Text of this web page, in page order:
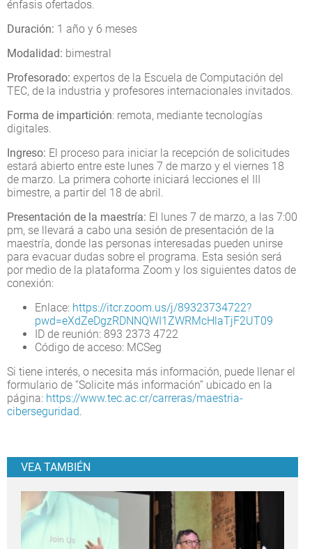
énfasis ofertados.
Duración: 1 año y 6 meses
Modalidad: bimestral
Profesorado: expertos de la Escuela de Computación del
TEC, de la industria y profesores internacionales invitados.
Forma de impartición: remota, mediante tecnologías
digitales.
Ingreso: El proceso para iniciar la recepción de solicitudes
estará abierto entre este lunes 7 de marzo y el viernes 18
de marzo. La primera cohorte iniciará lecciones el III
bimestre, a partir del 18 de abril.
Presentación de la maestría: El lunes 7 de marzo, a las 7:00
pm, se llevará a cabo una sesión de presentación de la
maestría, donde las personas interesadas pueden unirse
para evacuar dudas sobre el programa. Esta sesión será
por medio de la plataforma Zoom y los siguientes datos de
conexión:
Enlace: https://itcr.zoom.us/j/89323734722?
pwd=eXdZeDgzRDNNQWI1ZWRMcHlaTjF2UT09
ID de reunión: 893 2373 4722
Código de acceso: MCSeg
Si tiene interés, o necesita más información, puede llenar el
formulario de “Solicite más información” ubicado en la
página: https://www.tec.ac.cr/carreras/maestria-
ciberseguridad.
VEA TAMBIÉN